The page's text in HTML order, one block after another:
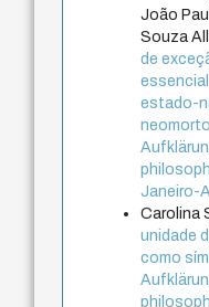
João
Souza
de
estado-
Janeiro-
Carolina
unidade
como